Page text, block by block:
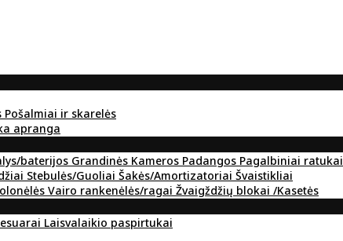
Pošalmiai ir skarelės
apranga
baterijos Grandinės Kameros Padangos Pagalbiniai ratukai
Stebulės/Guoliai Šakės/Amortizatoriai Švaistikliai
Vairo rankenėlės/ragai Žvaigždžių blokai /Kasetės
Laisvalaikio paspirtukai